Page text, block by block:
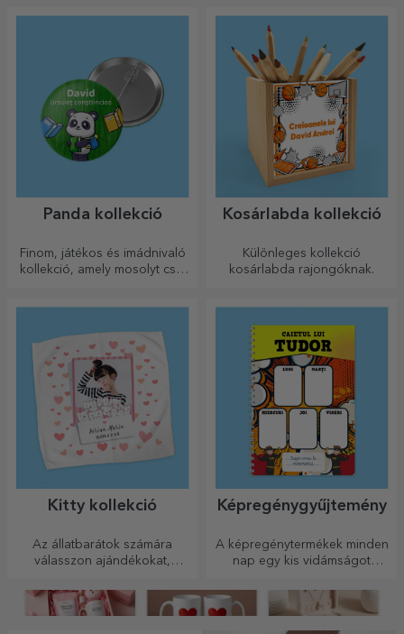
Panda kollekció
Finom, játékos és imádnivaló
kollekció, amely mosolyt csal
Kosárlabda kollekció
Különleges kollekció
kosárlabda rajongóknak.
Kitty kollekció
Az állatbarátok számára
válasszon ajándékokat,
cicák szerepelnek!
Képregénygyűjtemény
A képregénytermékek minden
nap egy kis vidámságot